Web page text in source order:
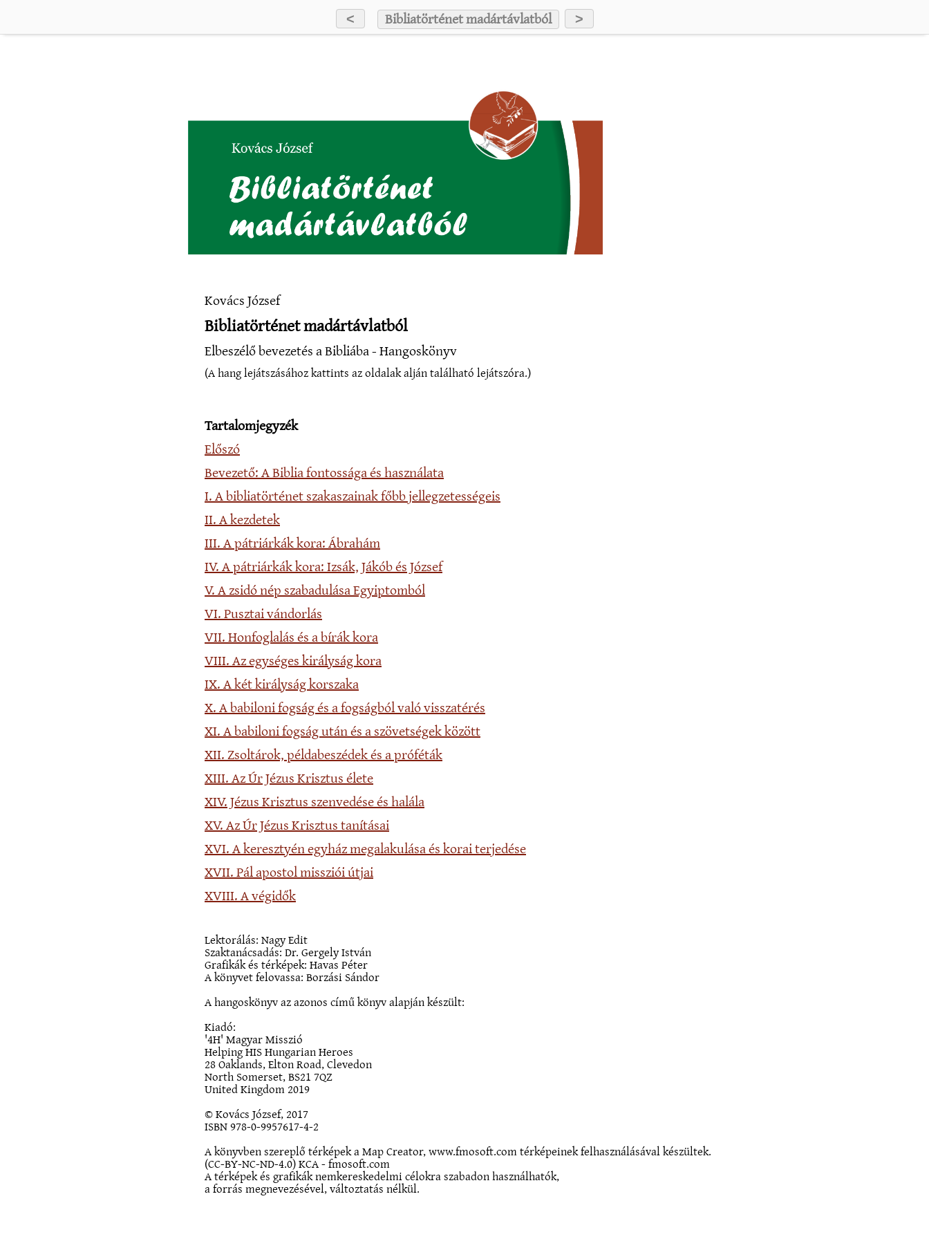
< Bibliatörténet madártávlatból >
Kovács József
Bibliatörténet madártávlatból
Elbeszélő bevezetés a Bibliába - Hangoskönyv
(A hang lejátszásához kattints az oldalak alján található lejátszóra.)
Tartalomjegyzék
Előszó
Bevezető: A Biblia fontossága és használata
I. A bibliatörténet szakaszainak főbb jellegzetességeis
II. A kezdetek
III. A pátriárkák kora: Ábrahám
IV. A pátriárkák kora: Izsák, Jákób és József
V. A zsidó nép szabadulása Egyiptomból
VI. Pusztai vándorlás
VII. Honfoglalás és a bírák kora
VIII. Az egységes királyság kora
IX. A két királyság korszaka
X. A babiloni fogság és a fogságból való visszatérés
XI. A babiloni fogság után és a szövetségek között
XII. Zsoltárok, példabeszédek és a próféták
XIII. Az Úr Jézus Krisztus élete
XIV. Jézus Krisztus szenvedése és halála
XV. Az Úr Jézus Krisztus tanításai
XVI. A keresztyén egyház megalakulása és korai terjedése
XVII. Pál apostol missziói útjai
XVIII. A végidők
Lektorálás: Nagy Edit
Szaktanácsadás: Dr. Gergely István
Grafikák és térképek: Havas Péter
A könyvet felovassa: Borzási Sándor
A hangoskönyv az azonos című könyv alapján készült:
Kiadó:
'4H' Magyar Misszió
Helping HIS Hungarian Heroes
28 Oaklands, Elton Road, Clevedon
North Somerset, BS21 7QZ
United Kingdom 2019
© Kovács József, 2017
ISBN 978-0-9957617-4-2
A könyvben szereplő térképek a Map Creator, www.fmosoft.com térképeinek felhasználásával készültek.
(CC-BY-NC-ND-4.0) KCA - fmosoft.com
A térképek és grafikák nemkereskedelmi célokra szabadon használhatók,
a forrás megnevezésével, változtatás nélkül.